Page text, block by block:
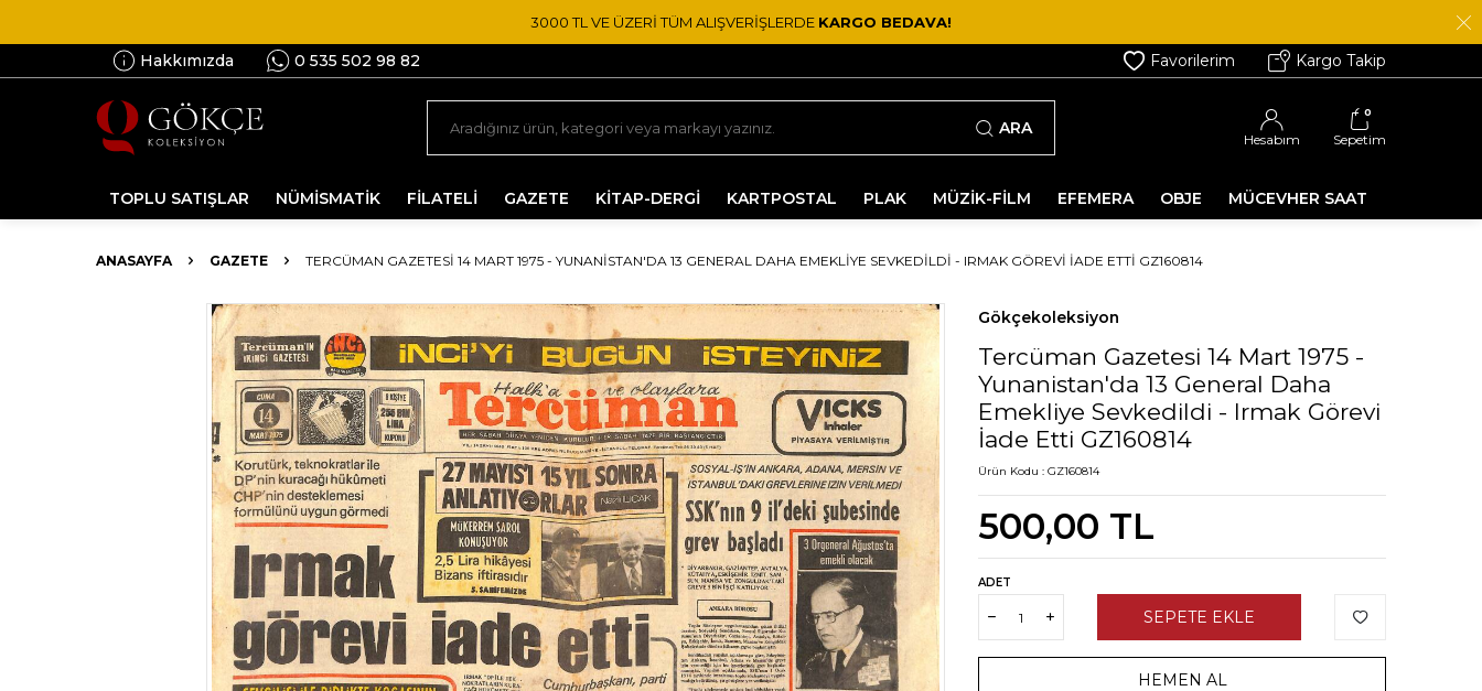
3000 TL VE ÜZERİ TÜM ALIŞVERİŞLERDE KARGO BEDAVA!
Hakkımızda 0 535 502 98 82 Favorilerim Kargo Takip
ARA
Hesabım
0
Sepetim
TOPLU SATIŞLAR NÜMİSMATİK FİLATELİ GAZETE KİTAP-DERGİ KARTPOSTAL PLAK MÜZİK-FİLM EFEMERA OBJE MÜCEVHER SAAT
ANASAYFA GAZETE TERCÜMAN GAZETESI 14 MART 1975 - YUNANISTAN'DA 13 GENERAL DAHA EMEKLIYE SEVKEDILDI - IRMAK GÖREVI İADE ETTI GZ160814
Gökçekoleksiyon
Tercüman Gazetesi 14 Mart 1975 -
Yunanistan'da 13 General Daha
Emekliye Sevkedildi - Irmak Görevi
İade Etti GZ160814
Ürün Kodu : GZ160814
500,00 TL
ADET
SEPETE EKLE
HEMEN AL